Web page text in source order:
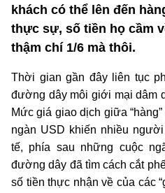
khách có thể lên đến
thực sự, số tiền họ cầm
thậm chí 1/6 mà thôi.
Thời gian gần đây liên tục
đường dây môi giới mại dâm
Mức giá giao dịch giữa
ngàn USD khiến nhiều
tế, phía sau những cuộc
đường dây đã tìm cách cắt
số tiền thực nhận về của các